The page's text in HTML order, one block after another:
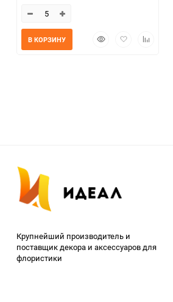
БыстрыйДобавитьДобавить
В КОРЗИНУ
Крупнейший производитель и
поставщик декора и аксессуаров для
флористики